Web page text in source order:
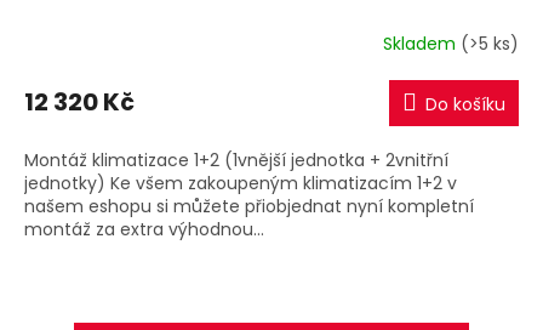
R
M
A
Skladem (>5 ks)
12 320 Kč Do košíku
Montáž klimatizace 1+2 (1vnější jednotka + 2vnitřní
jednotky) Ke všem zakoupeným klimatizacím 1+2 v
našem eshopu si můžete přiobjednat nyní kompletní
montáž za extra výhodnou...